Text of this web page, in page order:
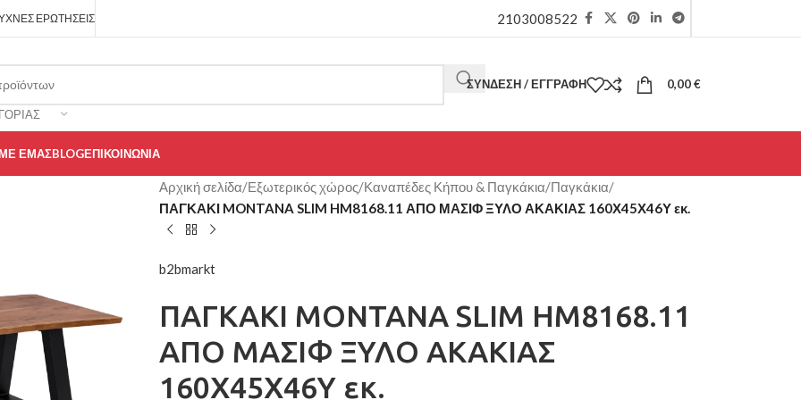
ΕΡΩΤΉΣΕΙΣ 2103008522
ΣΎΝΔΕΣΗ / ΕΓΓΡΑΦΉ 0,00€
ΕΜΆΣBLOGΕΠΙΚΟΙΝΩΝΊΑ
Αρχική σελίδα/Εξωτερικός χώρος/Καναπέδες Κήπου & Παγκάκια/Παγκάκια/
ΠΑΓΚΑΚΙ MONTANA SLIM HM8168.11 ΑΠΟ ΜΑΣΙΦ ΞΥΛΟ ΑΚΑΚΙΑΣ 160Χ45Χ46Υ εκ.
b2bmarkt
ΠΑΓΚΑΚΙ MONTANA SLIM HM8168.11
ΑΠΟ ΜΑΣΙΦ ΞΥΛΟ ΑΚΑΚΙΑΣ
160Χ45Χ46Υ εκ.